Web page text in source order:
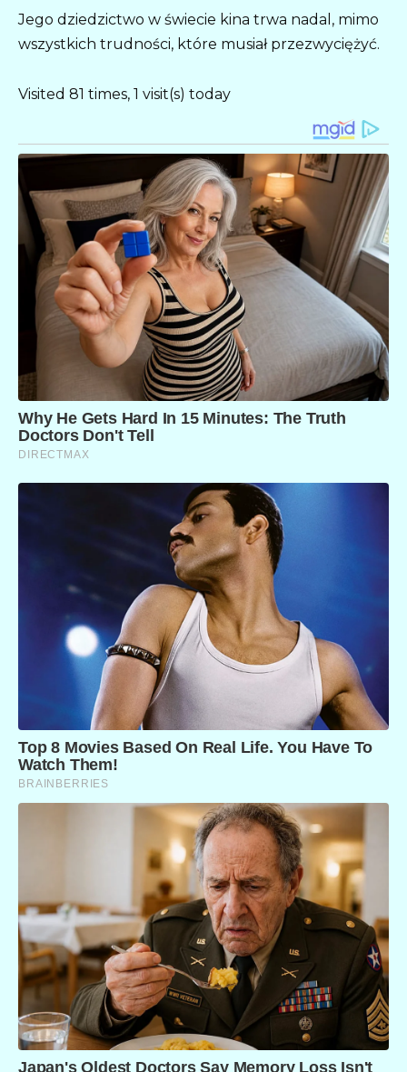
Jego dziedzictwo w świecie kina trwa nadal, mimo
wszystkich trudności, które musiał przezwyciężyć.
Visited 81 times, 1 visit(s) today